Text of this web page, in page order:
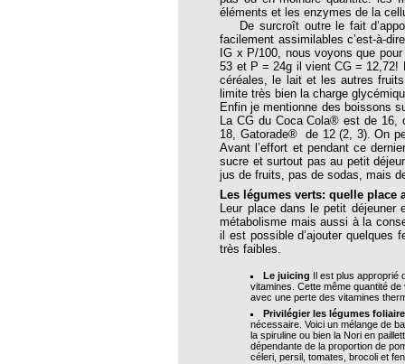
éléments et les enzymes de la
De surcroît outre le fait
facilement assimilables c’est-à-
IG x P/100, nous voyons que
53 et P = 24g il vient CG = 12,72!
céréales, le lait et les autres
limite très bien la charge
Enfin je mentionne des boissons
La CG du Coca Cola® est de
18, Gatorade® de 12 (2, 3). On
Avant l’effort et pendant ce
sucre et surtout pas au petit
jus de fruits, pas de sodas, mais
Les légumes verts: quelle place
Leur place dans le petit déjeuner
métabolisme mais aussi à la
il est possible d’ajouter quelques
très faibles.
Le juicing Il est plus approprié
vitamines. Cette même quantité
avec une perte des vitamines
Privilégier les légumes
nécessaire. Voici un mélange de
la spiruline ou bien la Nori en
dépendante de la proportion de
céleri, persil, tomates, brocoli et